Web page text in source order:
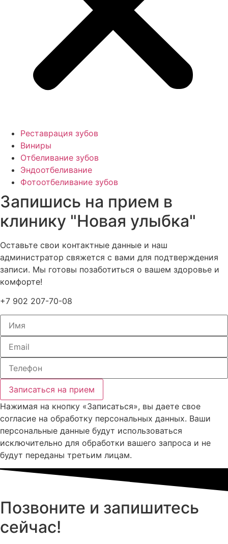
Реставрация зубов
Виниры
Отбеливание зубов
Эндоотбеливание
Фотоотбеливание зубов
Запишись на прием в
клинику "Новая улыбка"
Оставьте свои контактные данные и наш
администратор свяжется с вами для подтверждения
записи. Мы готовы позаботиться о вашем здоровье и
комфорте!
+7 902 207-70-08
Записаться на прием
Нажимая на кнопку «Записаться», вы даете свое
согласие на обработку персональных данных. Ваши
персональные данные будут использоваться
исключительно для обработки вашего запроса и не
будут переданы третьим лицам.
Позвоните и запишитесь
сейчас!